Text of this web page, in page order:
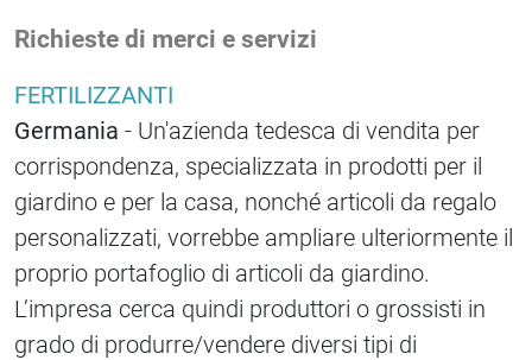
Richieste di merci e servizi
FERTILIZZANTI
Germania - Un'azienda tedesca di vendita per
corrispondenza, specializzata in prodotti per il
giardino e per la casa, nonché articoli da regalo
personalizzati, vorrebbe ampliare ulteriormente il
proprio portafoglio di articoli da giardino.
L’impresa cerca quindi produttori o grossisti in
grado di produrre/vendere diversi tipi di